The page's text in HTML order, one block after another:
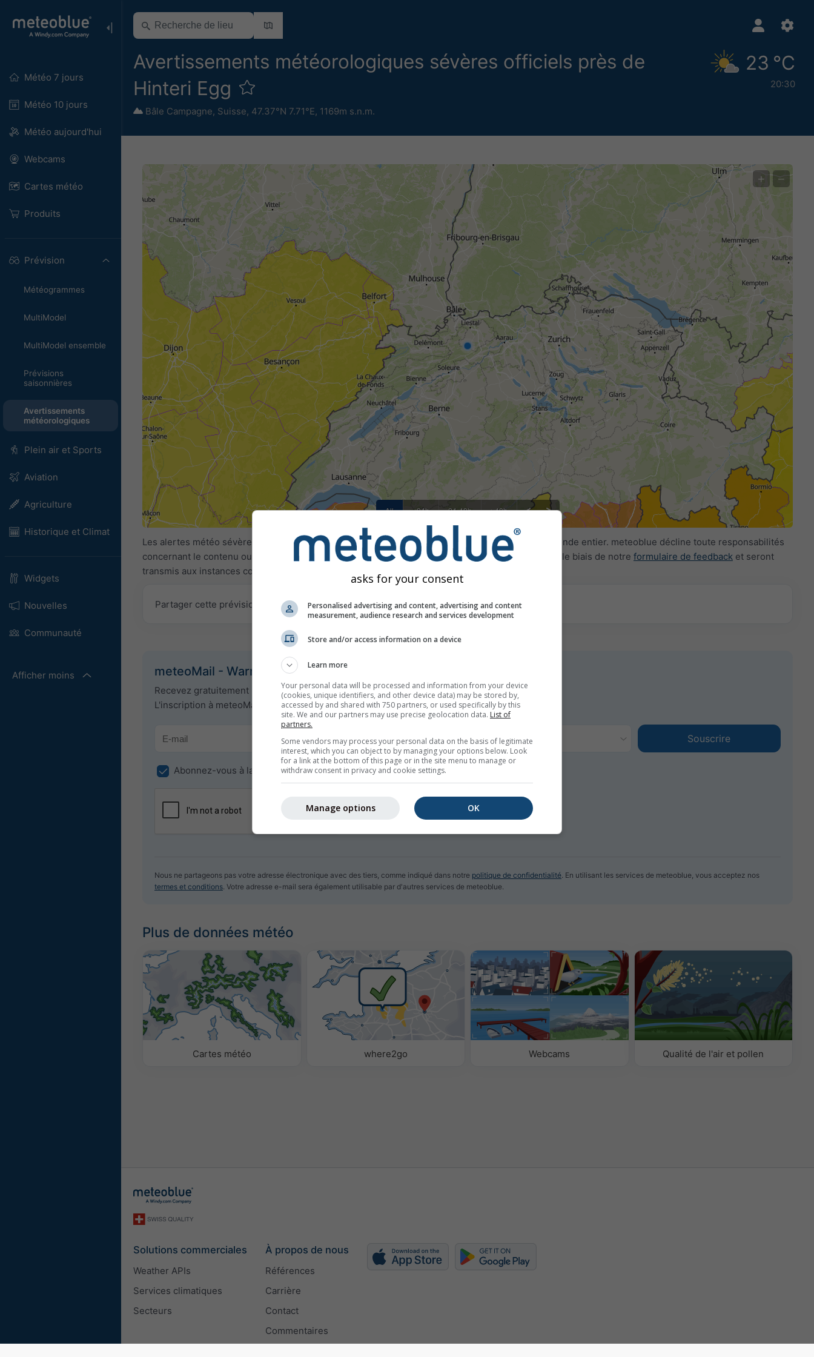
Météo 7 jours
Météo 10 jours
Météo aujourd'hui
Webcams
Cartes météo
Produits
Prévision
Météogrammes
MultiModel
MultiModel ensemble
Prévisions
saisonnières
Avertissements
météorologiques
Plein air et Sports
Aviation
Agriculture
Historique et Climat
Widgets
Nouvelles
Communauté
Afficher moins
Avertissements météorologiques sévères officiels près de
Hinteri Egg
Bâle Campagne, Suisse, 47.37°N 7.71°E, 1169m s.n.m.
23 °C
20:30
All <24h 24-48h >48h
+ −
Les alertes météo sévère sont fournies à meteoblue par plus de 80 agences officielles dans le monde entier. meteoblue décline toute responsabilités
concernant le contenu ou la nature des avertissements. Les problèmes peuvent être signalés par le biais de notre formulaire de feedback et seront
transmis aux instances concernées.
Partager cette prévision
meteoMail - Warnings pour Hinteri Egg
Recevez gratuitement les avertissements météorologiques par e-mail.
L'inscription à meteoMail est gratuite et peut être annulée à tout moment.
Abonnez-vous à la newsletter
Nous ne partageons pas votre adresse électronique avec des tiers, comme indiqué dans notre politique de confidentialité . En utilisant les services de meteoblue, vous acceptez nos
termes et conditions . Votre adresse e-mail sera également utilisable par d'autres services de meteoblue.
Plus de données météo
Cartes météo where2go Webcams Qualité de l'air et pollen
Solutions commerciales
Weather APIs
Services climatiques
Secteurs
À propos de nous
Références
Carrière
Contact
Commentaires
asks for your consent
Personalised advertising and content, advertising and content
measurement, audience research and services development
Store and/or access information on a device
Learn more
Your personal data will be processed and information from your device
(cookies, unique identifiers, and other device data) may be stored by,
accessed by and shared with 750 partners, or used specifically by this
site. We and our partners may use precise geolocation data. List of
partners.
Some vendors may process your personal data on the basis of legitimate
interest, which you can object to by managing your options below. Look
for a link at the bottom of this page or in the site menu to manage or
withdraw consent in privacy and cookie settings.
OK
Manage options